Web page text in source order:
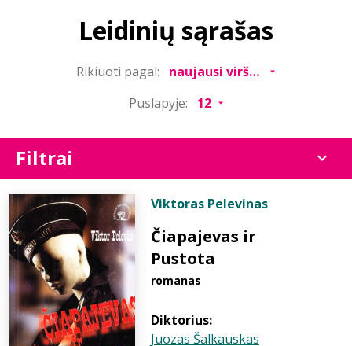
Leidinių sąrašas
Rikiuoti pagal:
Puslapyje:
Filtrai
Viktoras Pelevinas
Čiapajevas ir
Pustota
romanas
Diktorius:
Juozas Šalkauskas